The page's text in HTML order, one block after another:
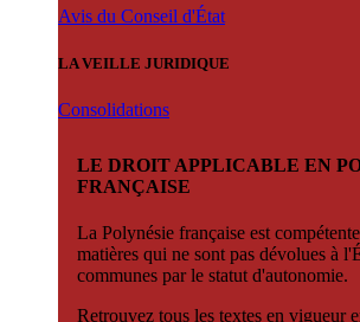
Avis du Conseil d'État
LA VEILLE JURIDIQUE
Consolidations
LE DROIT APPLICABLE EN
FRANÇAISE
La Polynésie française est
matières qui ne sont pas dévolues à
communes par le statut d'autonomie.
Retrouvez tous les textes en vigueur